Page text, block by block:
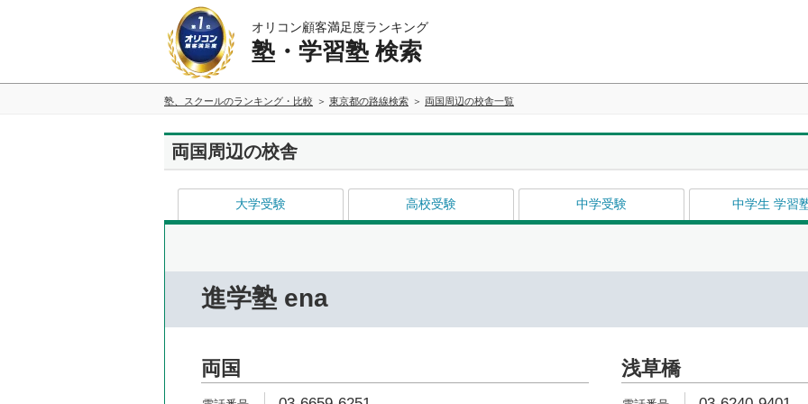
オリコン顧客満足度ランキング
塾・学習塾 検索
塾、スクールのランキング・比較 東京都の路線検索 両国周辺の校舎一覧
両国周辺の校舎
大学受験 高校受験 中学受験 中学生 学習
進学塾 ena
両国 浅草橋